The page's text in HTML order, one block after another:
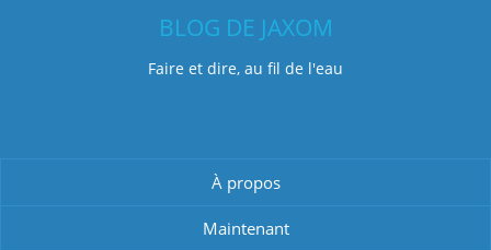
BLOG DE JAXOM
Faire et dire, au fil de l'eau
À propos
Maintenant